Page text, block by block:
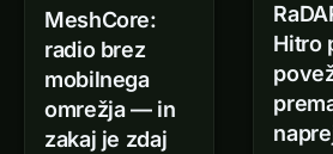
MeshCore:
radio brez
mobilnega
omrežja — in
zakaj je zdaj
Hitro